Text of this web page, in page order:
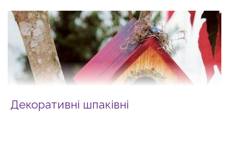
Декоративні шпаківні